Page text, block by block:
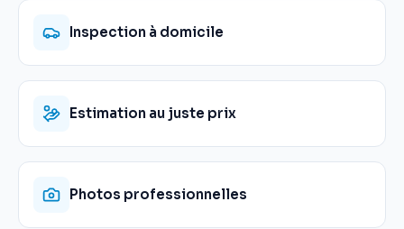
Inspection à domicile
Estimation au juste prix
Photos professionnelles